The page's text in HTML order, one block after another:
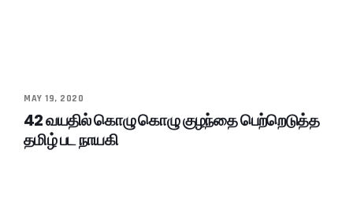
MAY 19, 2020
42 வயதில் கொழு கொழு குழந்தை பெற்றெடுத்த
தமிழ் பட நாயகி